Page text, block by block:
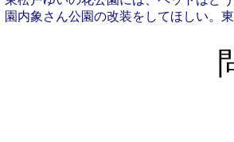
園内象さん公園の改装をしてほしい。